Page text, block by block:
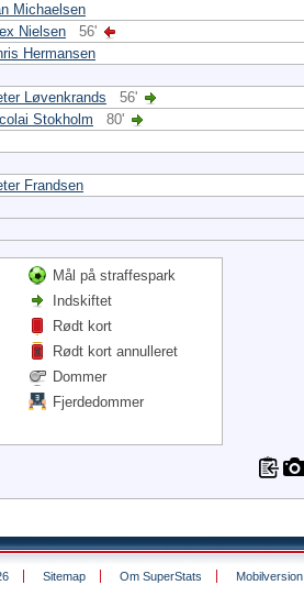
Michaelsen
Nielsen
56'
Hermansen
Løvenkrands
56'
Stokholm
80'
Frandsen
Mål på straffespark
Indskiftet
Rødt kort
Rødt kort annulleret
Dommer
Fjerdedommer
Sitemap Om SuperStats Mobilversion